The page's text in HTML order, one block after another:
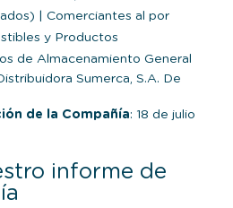
Comerciantes al por
y Productos
de Almacenamiento General
Sumerca, S.A. De
de la Compañía: 18 de julio
informe de